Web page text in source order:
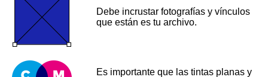
Debe incrustar fotografías y vínculos
que están es tu archivo.
Es importante que las tintas planas y